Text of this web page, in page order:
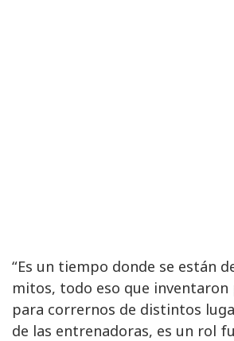
“Es un tiempo donde se están
mitos, todo eso que inventaron
para corrernos de distintos
de las entrenadoras, es un rol